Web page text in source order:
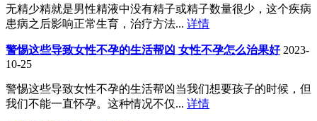
无精少精就是男性精液中没有精子或精子数量很少，这个疾病
患病之后影响正常生育，治疗方法... 详情
警惕这些导致女性不孕的生活帮凶 女性不孕怎么治果好 2023-
10-25
警惕这些导致女性不孕的生活帮凶当我们想要孩子的时候，但
我们不能一直怀孕。这种情况不仅... 详情